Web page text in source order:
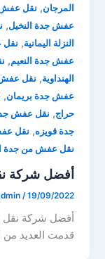
المرجان, نقل عفش
عفش جدة النخيل,
النزلة اليمانية, نقل
عفش جدة النعيم,
الهنداوية, نقل عفش
عفش جدة بريمان,
حراج, نقل عفش
جدة قويزه, نقل
نقل عفش من جدة
أفضل شركة نقل
/19/09/2022
أفضل شركة
قدمت العديد